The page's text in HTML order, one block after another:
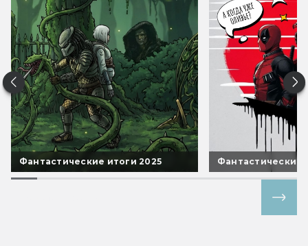
Фантастические итоги 2025 Фантастические